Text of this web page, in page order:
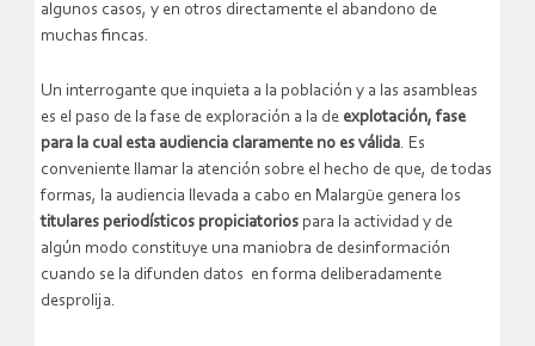
algunos casos, y en otros directamente el abandono de
muchas fincas.
Un interrogante que inquieta a la población y a las asambleas
es el paso de la fase de exploración a la de explotación, fase
para la cual esta audiencia claramente no es válida. Es
conveniente llamar la atención sobre el hecho de que, de todas
formas, la audiencia llevada a cabo en Malargüe genera los
titulares periodísticos propiciatorios para la actividad y de
algún modo constituye una maniobra de desinformación
cuando se la difunden datos en forma deliberadamente
desprolija.